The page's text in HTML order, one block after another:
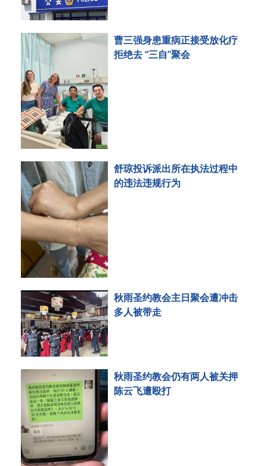
曹三强身患重病正接受放化疗
拒绝去 “三自”聚会
舒琼投诉派出所在执法过程中
的违法违规行为
秋雨圣约教会主日聚会遭冲击
多人被带走
秋雨圣约教会仍有两人被关押
陈云飞遭殴打